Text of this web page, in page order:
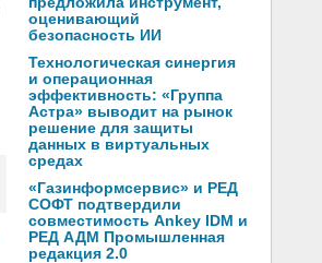
оценивающий
безопасность ИИ
Технологическая синергия
и операционная
эффективность: «Группа
Астра» выводит на рынок
решение для защиты
данных в виртуальных
средах
«Газинформсервис» и РЕД
СОФТ подтвердили
совместимость Ankey IDM и
РЕД АДМ Промышленная
редакция 2.0